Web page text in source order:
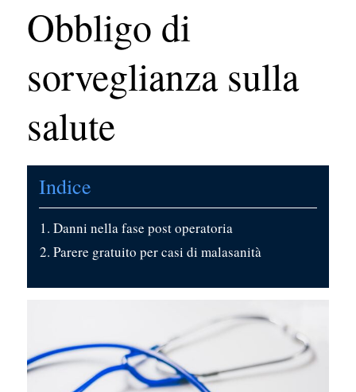
Search
for:
Obbligo di
sorveglianza sulla
salute
Indice
Danni nella fase post operatoria
Parere gratuito per casi di malasanità